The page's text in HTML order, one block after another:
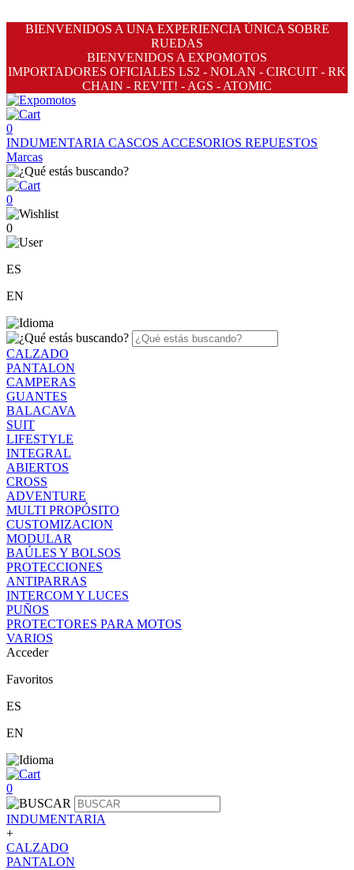
BIENVENIDOS A UNA EXPERIENCIA ÚNICA SOBRE
RUEDAS
BIENVENIDOS A EXPOMOTOS
IMPORTADORES OFICIALES LS2 - NOLAN - CIRCUIT - RK
CHAIN - REV'IT! - AGS - ATOMIC
0
INDUMENTARIA CASCOS ACCESORIOS REPUESTOS
Marcas
0
0
ES
EN
CALZADO
PANTALON
CAMPERAS
GUANTES
BALACAVA
SUIT
LIFESTYLE
INTEGRAL
ABIERTOS
CROSS
ADVENTURE
MULTI PROPÓSITO
CUSTOMIZACION
MODULAR
BAÚLES Y BOLSOS
PROTECCIONES
ANTIPARRAS
INTERCOM Y LUCES
PUÑOS
PROTECTORES PARA MOTOS
VARIOS
Acceder
Favoritos
ES
EN
0
INDUMENTARIA
+
CALZADO
PANTALON